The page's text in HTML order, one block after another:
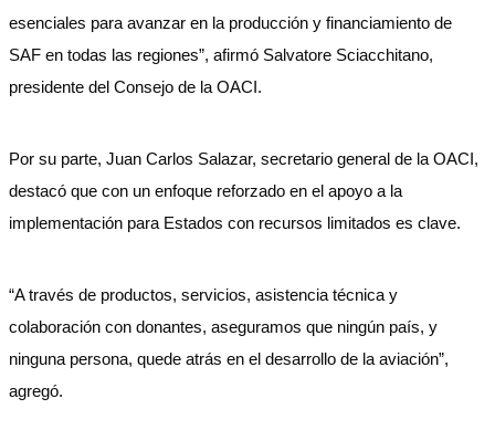
esenciales para avanzar en la producción y financiamiento de
SAF en todas las regiones”, afirmó Salvatore Sciacchitano,
presidente del Consejo de la OACI.
Por su parte, Juan Carlos Salazar, secretario general de la OACI,
destacó que con un enfoque reforzado en el apoyo a la
implementación para Estados con recursos limitados es clave.
“A través de productos, servicios, asistencia técnica y
colaboración con donantes, aseguramos que ningún país, y
ninguna persona, quede atrás en el desarrollo de la aviación”,
agregó.